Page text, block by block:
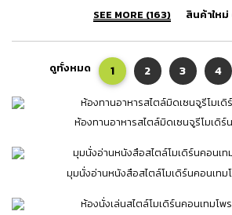
SEE MORE (163)
ดูทั้งหมด 1 2 3 4
ห้องทานอาหารสไตล์มิดเซนจูรีโมเดิร์น
มุมนั่งอ่านหนังสือสไตล์โมเดิร์นคอนเทมโ